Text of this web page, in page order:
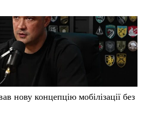
нову концепцію мобілізації без